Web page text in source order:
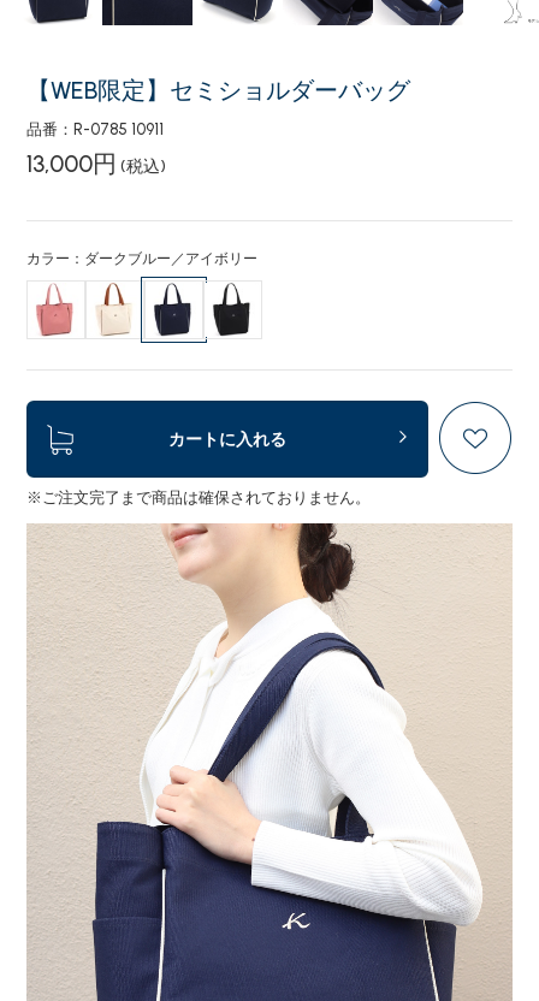
【WEB限定】セミショルダーバッグ
品番：R-0785 10911
13,000円 (税込)
カラー：ダークブルー／アイボリー
カートに入れる
※ご注文完了まで商品は確保されておりません。